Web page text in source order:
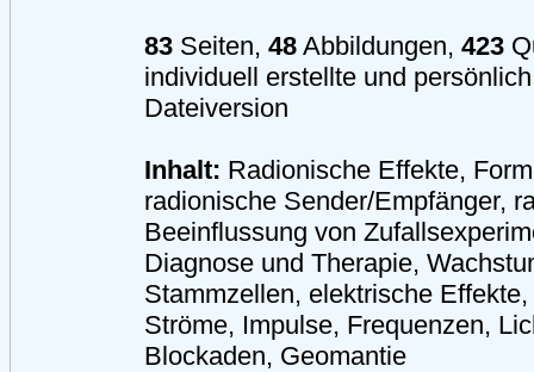
83 Seiten, 48 Abbildungen, 423
individuell erstellte und
Dateiversion
Inhalt: Radionische Effekte,
radionische Sender/Empfänger,
Beeinflussung von
Diagnose und Therapie,
Stammzellen, elektrische
Ströme, Impulse, Frequenzen,
Blockaden, Geomantie